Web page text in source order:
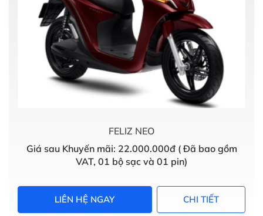
FELIZ NEO
Giá sau Khuyến mãi: 22.000.000đ ( Đã bao gồm
VAT, 01 bộ sạc và 01 pin)
LIÊN HỆ NGAY CHI TIẾT